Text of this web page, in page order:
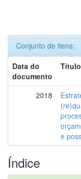
Conjunto de itens:
Data do
documento
Título
2018
e
Índice